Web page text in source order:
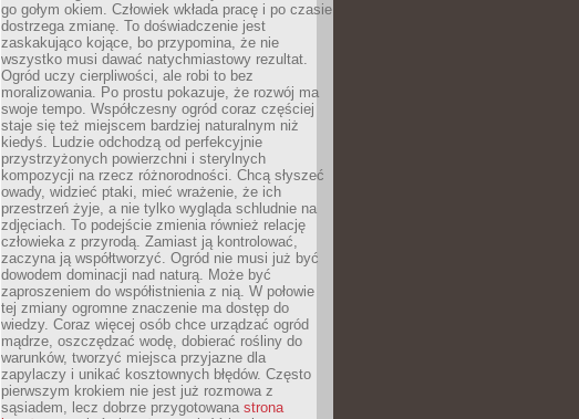
go gołym okiem. Człowiek wkłada pracę i po czasie
dostrzega zmianę. To doświadczenie jest
zaskakująco kojące, bo przypomina, że nie
wszystko musi dawać natychmiastowy rezultat.
Ogród uczy cierpliwości, ale robi to bez
moralizowania. Po prostu pokazuje, że rozwój ma
swoje tempo. Współczesny ogród coraz częściej
staje się też miejscem bardziej naturalnym niż
kiedyś. Ludzie odchodzą od perfekcyjnie
przystrzyżonych powierzchni i sterylnych
kompozycji na rzecz różnorodności. Chcą słyszeć
owady, widzieć ptaki, mieć wrażenie, że ich
przestrzeń żyje, a nie tylko wygląda schludnie na
zdjęciach. To podejście zmienia również relację
człowieka z przyrodą. Zamiast ją kontrolować,
zaczyna ją współtworzyć. Ogród nie musi już być
dowodem dominacji nad naturą. Może być
zaproszeniem do współistnienia z nią. W połowie
tej zmiany ogromne znaczenie ma dostęp do
wiedzy. Coraz więcej osób chce urządzać ogród
mądrze, oszczędzać wodę, dobierać rośliny do
warunków, tworzyć miejsca przyjazne dla
zapylaczy i unikać kosztownych błędów. Często
pierwszym krokiem nie jest już rozmowa z
sąsiadem, lecz dobrze przygotowana strona